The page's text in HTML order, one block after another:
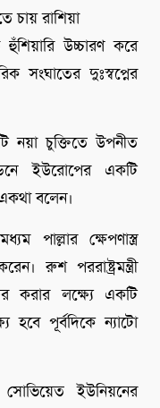
চায় রাশিয়া
হুঁশিয়ারি উচ্চারণ করে
সংঘাতের দুঃস্বপ্নের
নয়া চুক্তিতে উপনীত
ইউরোপের একটি
বলেন।
পাল্লার ক্ষেপণাস্ত্র
রুশ পররাষ্ট্রমন্ত্রী
করার লক্ষ্যে একটি
হবে পূর্বদিকে ন্যাটো
সোভিয়েত ইউনিয়নের